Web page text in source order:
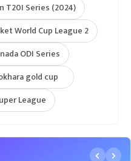
T20I Series (2024)
World Cup League 2
ODI Series
gold cup
League